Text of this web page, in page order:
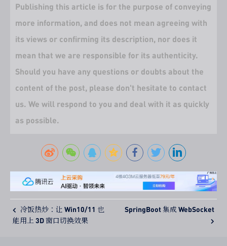
Publishing this article is for the purpose of conveying
more information, and does not mean agreeing with
its views or confirming its description, nor does it
mean that we are responsible for its authenticity.
Should you have any questions or doubts about the
content of the post, please don't hesitate to contact
us. We will respond to you and deal with it as quickly
as possible.
冷饭热炒：让 Win10/11 也
能用上 3D 窗口切换效果
SpringBoot 集成 WebSocket